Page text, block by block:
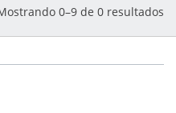
0–9 de 0 resultados